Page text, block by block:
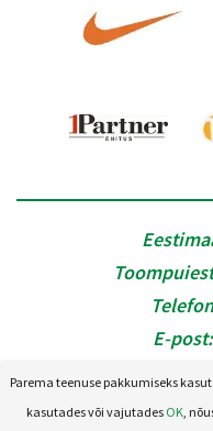
E-post:
Parema teenuse pakkumiseks
kasutades või vajutades OK,